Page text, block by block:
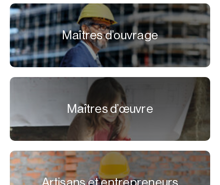
Maîtres d’ouvrage
Maîtres d’œuvre
Artisans et entrepreneurs